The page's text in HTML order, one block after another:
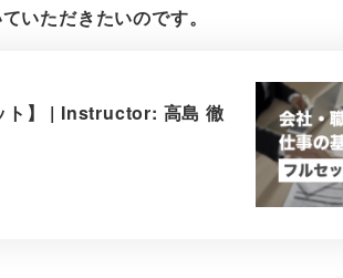
いただきたいのです。
ト】 | Instructor: 高島 徹